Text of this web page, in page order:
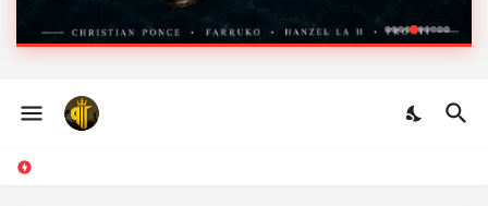
PONCE FT FARRUKO,
HANZEL LA H, FRONTI